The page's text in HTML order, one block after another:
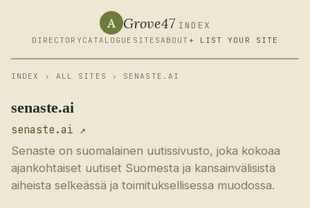
A Grove47 INDEX
DIRECTORY CATALOGUE SITESABOUT + LIST YOUR SITE
INDEX › ALL SITES › SENASTE.AI
senaste.ai
senaste.ai ↗
Senaste on suomalainen uutissivusto, joka kokoaa
ajankohtaiset uutiset Suomesta ja kansainvälisistä
aiheista selkeässä ja toimituksellisessa muodossa.